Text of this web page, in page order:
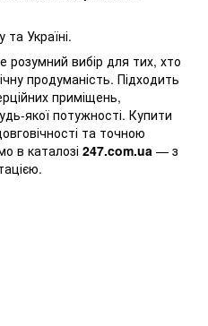
Україні.
вибір для тих, хто
продуманість. Підходить
приміщень,
якої потужності. Купити
та точною
в каталозі 247.com.ua — з